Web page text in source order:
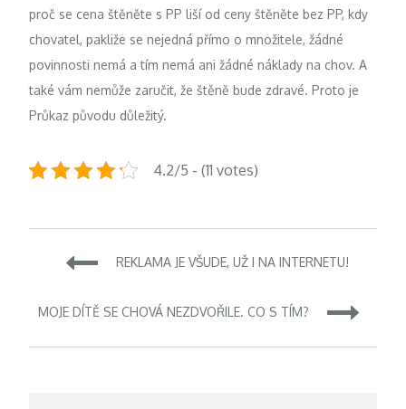
proč se cena štěněte s PP liší od ceny štěněte bez PP, kdy
chovatel, pakliže se nejedná přímo o množitele, žádné
povinnosti nemá a tím nemá ani žádné náklady na chov. A
také vám nemůže zaručit, že štěně bude zdravé. Proto je
Průkaz původu důležitý.
4.2/5 - (11 votes)
Navigace
pro
příspěvek
REKLAMA JE VŠUDE, UŽ I NA INTERNETU!
MOJE DÍTĚ SE CHOVÁ NEZDVOŘILE. CO S TÍM?